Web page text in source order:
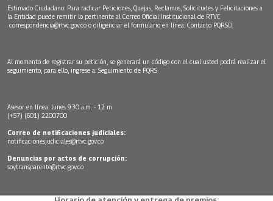
Estimado Ciudadano: Para radicar Peticiones, Quejas, Reclamos, Solicitudes y Felicitaciones a
la Entidad puede remitir lo pertinente al Correo Oficial Institucional de RTVC
correspondencia@rtvc.gov.co o diligenciar el formulario en línea: Contacto PQRSD.
Al momento de registrar su petición, se generará un código con el cual usted podrá realizar el
seguimiento, para ello, ingrese a: Seguimiento de PQRS
Asesor en línea: lunes 9:30 a.m. - 12 m
(+57) (601) 2200700
Correo de notificaciones judiciales:
notificacionesjudiciales@rtvc.gov.co
Denuncias por actos de corrupción:
soytransparente@rtvc.gov.co